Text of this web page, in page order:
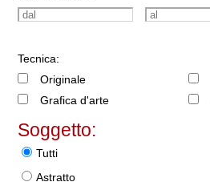
Tecnica:
Originale
Grafica d'arte
Soggetto:
Tutti
Astratto